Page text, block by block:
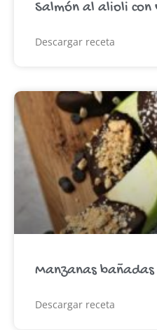
Salmón al alioli con
Descargar receta
Manzanas
Descargar receta